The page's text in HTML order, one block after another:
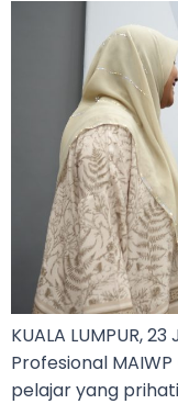
KUALA LUMPUR,
Profesional
pelajar yang